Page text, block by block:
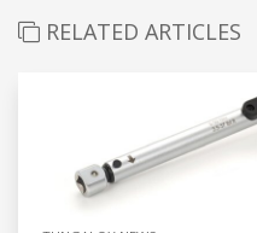
RELATED ARTICLES